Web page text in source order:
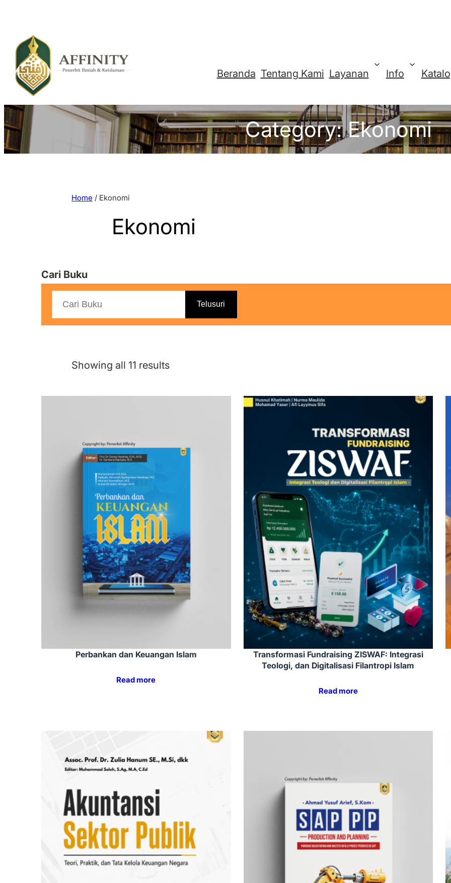
content
Beranda Tentang Kami Layanan Info
Category:Ekonomi
Home / Ekonomi
Ekonomi
Cari Buku
Telusuri
Showing all 11 resultsSorted
Perbankan dan Keuangan Islam
Read more
Transformasi Fundraising ZISWAF: Integrasi
Teologi, dan Digitalisasi Filantropi Islam
Read more